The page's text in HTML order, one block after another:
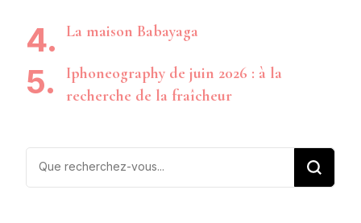
La maison Babayaga
Iphoneography de juin 2026 : à la
recherche de la fraîcheur
Vous